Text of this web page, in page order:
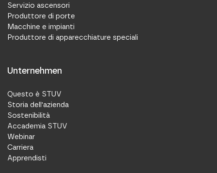
Servizio ascensori
Produttore di porte
Macchine e impianti
Produttore di apparecchiature speciali
Unternehmen
Questo è STUV
Storia dell'azienda
Sostenibilità
Accademia STUV
Webinar
Carriera
Apprendisti